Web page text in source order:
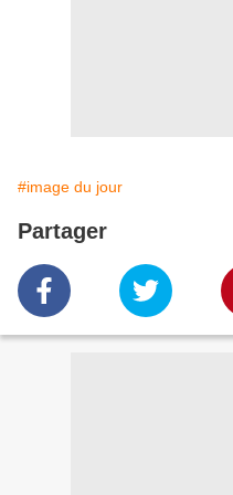
#image du jour
Partager